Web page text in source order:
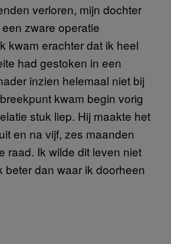
verloren, mijn dochter
zware operatie
kwam erachter dat ik heel
had gestoken in een
inzien helemaal niet bij
kwam begin vorig
stuk liep. Hij maakte het
en na vijf, zes maanden
raad. Ik wilde dit leven niet
beter dan waar ik doorheen